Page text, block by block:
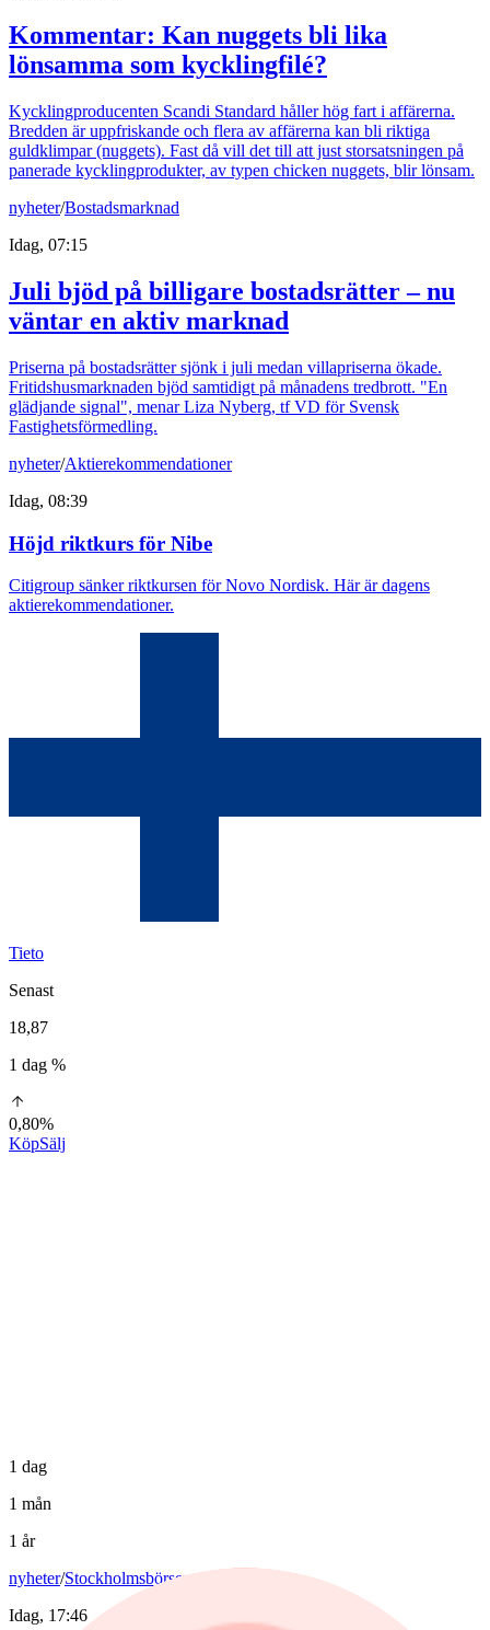
Kommentar: Kan nuggets bli lika
lönsamma som kycklingfilé?
Kycklingproducenten Scandi Standard håller hög fart i affärerna.
Bredden är uppfriskande och flera av affärerna kan bli riktiga
guldklimpar (nuggets). Fast då vill det till att just storsatsningen på
panerade kycklingprodukter, av typen chicken nuggets, blir lönsam.
nyheter/Bostadsmarknad
Idag, 07:15
Juli bjöd på billigare bostadsrätter – nu
väntar en aktiv marknad
Priserna på bostadsrätter sjönk i juli medan villapriserna ökade.
Fritidshusmarknaden bjöd samtidigt på månadens tredbrott. "En
glädjande signal", menar Liza Nyberg, tf VD för Svensk
Fastighetsförmedling.
nyheter/Aktierekommendationer
Idag, 08:39
Höjd riktkurs för Nibe
Citigroup sänker riktkursen för Novo Nordisk. Här är dagens
aktierekommendationer.
Tieto
Senast
18,87
1 dag %
0,80%
KöpSälj
1 dag
1 mån
1 år
nyheter/Stockholmsbörsen
Idag, 17:46